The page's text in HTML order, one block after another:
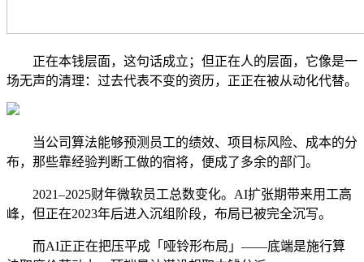
正在本钱层面，这句话成立；但正在人的层面，它像是一
场无声的清理：过去代表不变的资历，正正在被从动化代替。
当公司算法能够预测员工的绩效、项目标风险、成本的分
布，那些靠经验判断工做的宿将，便成了多余的部门。
2021–2025财年微软员工总数变化。AI扩张期带来用工高
峰，但正在2023年后进入沉组阶段，布局已被完全沉写。
而AI正正在把压平成「哑铃形布局」——底端是施行算